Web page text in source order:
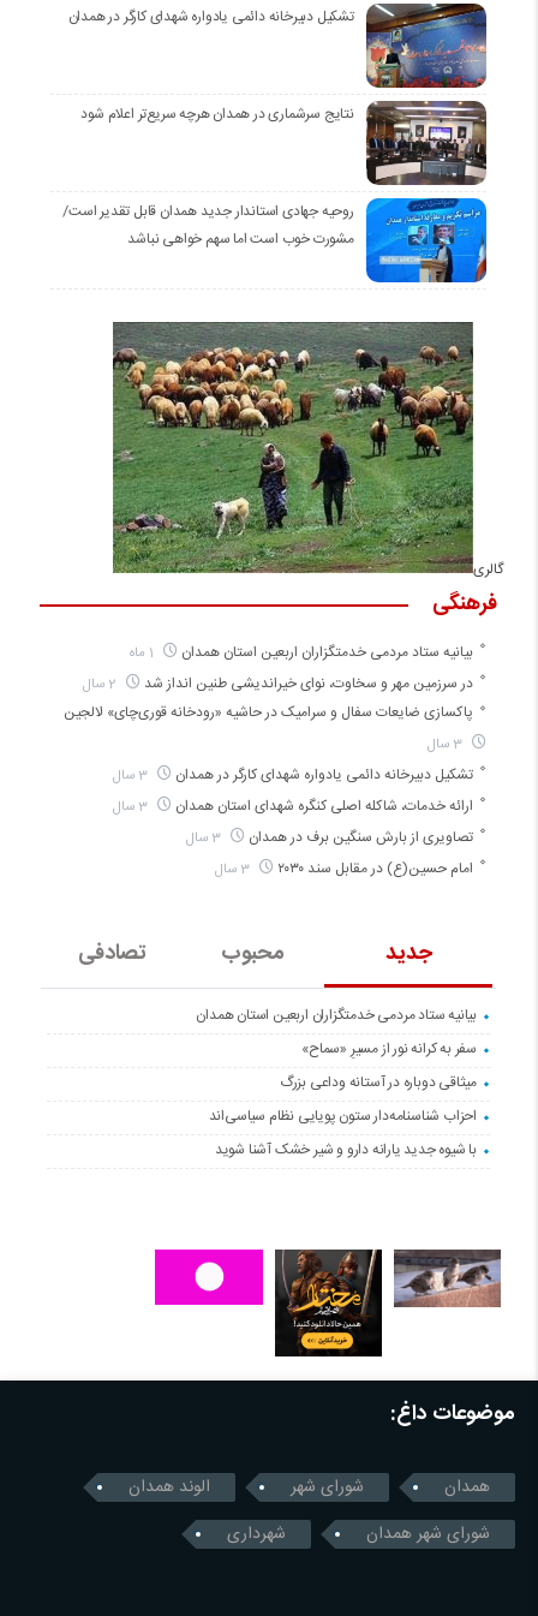
تشکیل دبیرخانه دائمی یادواره شهدای کارگر در همدان
نتایج سرشماری در همدان هرچه سریع‌تر اعلام شود
روحیه جهادی استاندار جدید همدان قابل تقدیر است/
مشورت خوب است اما سهم خواهی نباشد
گالری
جدید محبوب تصادفی
بیانیه ستاد مردمی خدمتگزاران اربعین استان همدان
سفر به کرانه‌ نور از مسیرِ «سماح»
میثاقی دوباره در آستانه‌ وداعی بزرگ
احزاب شناسنامه‌دار ستون پویایی نظام سیاسی‌اند
با شیوه جدید یارانه دارو و شیر خشک آشنا شوید
فرهنگی
بیانیه ستاد مردمی خدمتگزاران اربعین استان همدان
در سرزمین مهر و سخاوت، نوای خیراندیشی طنین انداز شد
پاکسازی ضایعات سفال و سرامیک در حاشیه «رودخانه قوری‌چای» لالجین
3 سال
تشکیل دبیرخانه دائمی یادواره شهدای کارگر در همدان 3 سال
ارائه خدمات، شاکله اصلی کنگره شهدای استان همدان 3 سال
تصاویری از بارش سنگین برف در همدان 3 سال
امام حسین(ع) در مقابل سند ۲۰۳۰ 3 سال
موضوعات داغ:
همدان شورای شهر
الوند همدان
شورای شهر همدان
شهرداری